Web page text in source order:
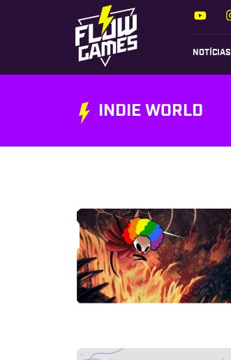
NOTÍCIAS
INDIE WORLD